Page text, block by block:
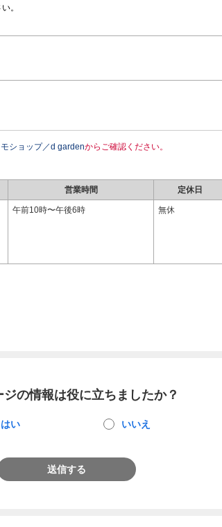
。
モショップ／d gardenからご確認ください。
営業時間 定休日
午前10時〜午後6時 無休
ジの情報は役に立ちましたか？
はい いいえ
送信する